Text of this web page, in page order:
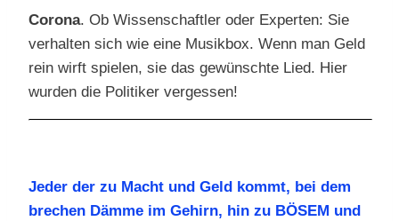
Corona. Ob Wissenschaftler oder Experten: Sie
verhalten sich wie eine Musikbox. Wenn man Geld
rein wirft spielen, sie das gewünschte Lied. Hier
wurden die Politiker vergessen!
Jeder der zu Macht und Geld kommt, bei dem
brechen Dämme im Gehirn, hin zu BÖSEM und